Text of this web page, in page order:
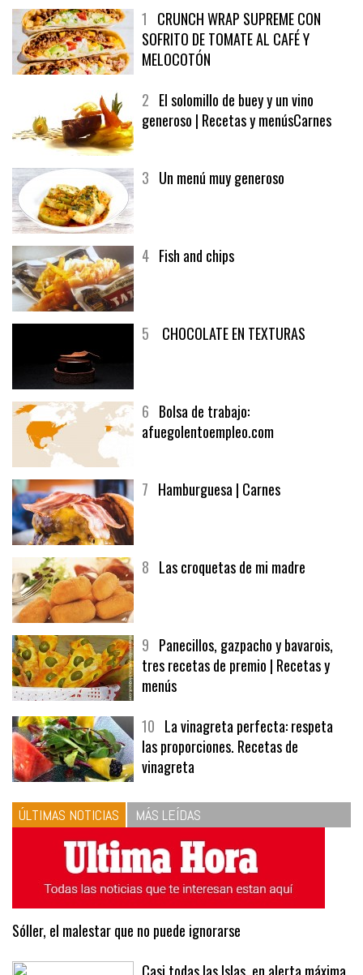
1CRUNCH WRAP SUPREME CON
SOFRITO DE TOMATE AL CAFÉ Y
MELOCOTÓN
2El solomillo de buey y un vino
6Bolsa de trabajo:
9Panecillos, gazpacho y bavarois,
tres recetas de premio | Recetas y
menús
10La vinagreta perfecta: respeta
las proporciones. Recetas de
vinagreta
ÚLTIMAS NOTICIAS MÁS LEÍDAS
Sóller, el malestar que no puede ignorarse